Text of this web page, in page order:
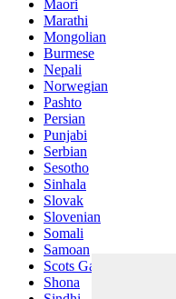
Maori
Marathi
Mongolian
Burmese
Nepali
Norwegian
Pashto
Persian
Punjabi
Serbian
Sesotho
Sinhala
Slovak
Slovenian
Somali
Samoan
Scots Gaelic
Shona